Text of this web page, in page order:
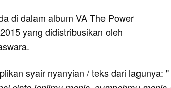
di dalam album VA The Power
yang didistribusikan oleh
syair nyanyian / teks dari lagunya: "